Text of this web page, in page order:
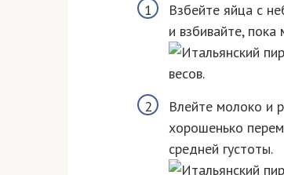
Взбейте яйца с
и взбивайте, пока
Влейте молоко и
хорошенько
средней густоты.